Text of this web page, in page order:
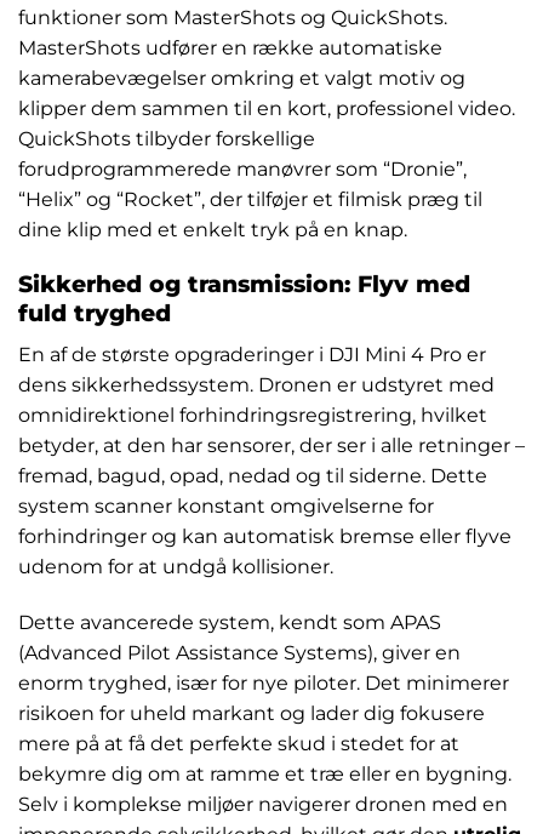
funktioner som MasterShots og QuickShots.
MasterShots udfører en række automatiske
kamerabevægelser omkring et valgt motiv og
klipper dem sammen til en kort, professionel video.
QuickShots tilbyder forskellige
forudprogrammerede manøvrer som “Dronie”,
“Helix” og “Rocket”, der tilføjer et filmisk præg til
dine klip med et enkelt tryk på en knap.
Sikkerhed og transmission: Flyv med
fuld tryghed
En af de største opgraderinger i DJI Mini 4 Pro er
dens sikkerhedssystem. Dronen er udstyret med
omnidirektionel forhindringsregistrering, hvilket
betyder, at den har sensorer, der ser i alle retninger –
fremad, bagud, opad, nedad og til siderne. Dette
system scanner konstant omgivelserne for
forhindringer og kan automatisk bremse eller flyve
udenom for at undgå kollisioner.
Dette avancerede system, kendt som APAS
(Advanced Pilot Assistance Systems), giver en
enorm tryghed, især for nye piloter. Det minimerer
risikoen for uheld markant og lader dig fokusere
mere på at få det perfekte skud i stedet for at
bekymre dig om at ramme et træ eller en bygning.
Selv i komplekse miljøer navigerer dronen med en